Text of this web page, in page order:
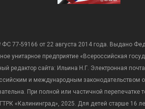
77-59166 от 22 августа 2014 года. Выдано
унитарное предприятие «Всероссийская
редактор сайта: Ильина Н.Г. Электронная
и международным законодательством
При полной или частичной перепечатке
«Калининград», 2025. Для детей старше 16